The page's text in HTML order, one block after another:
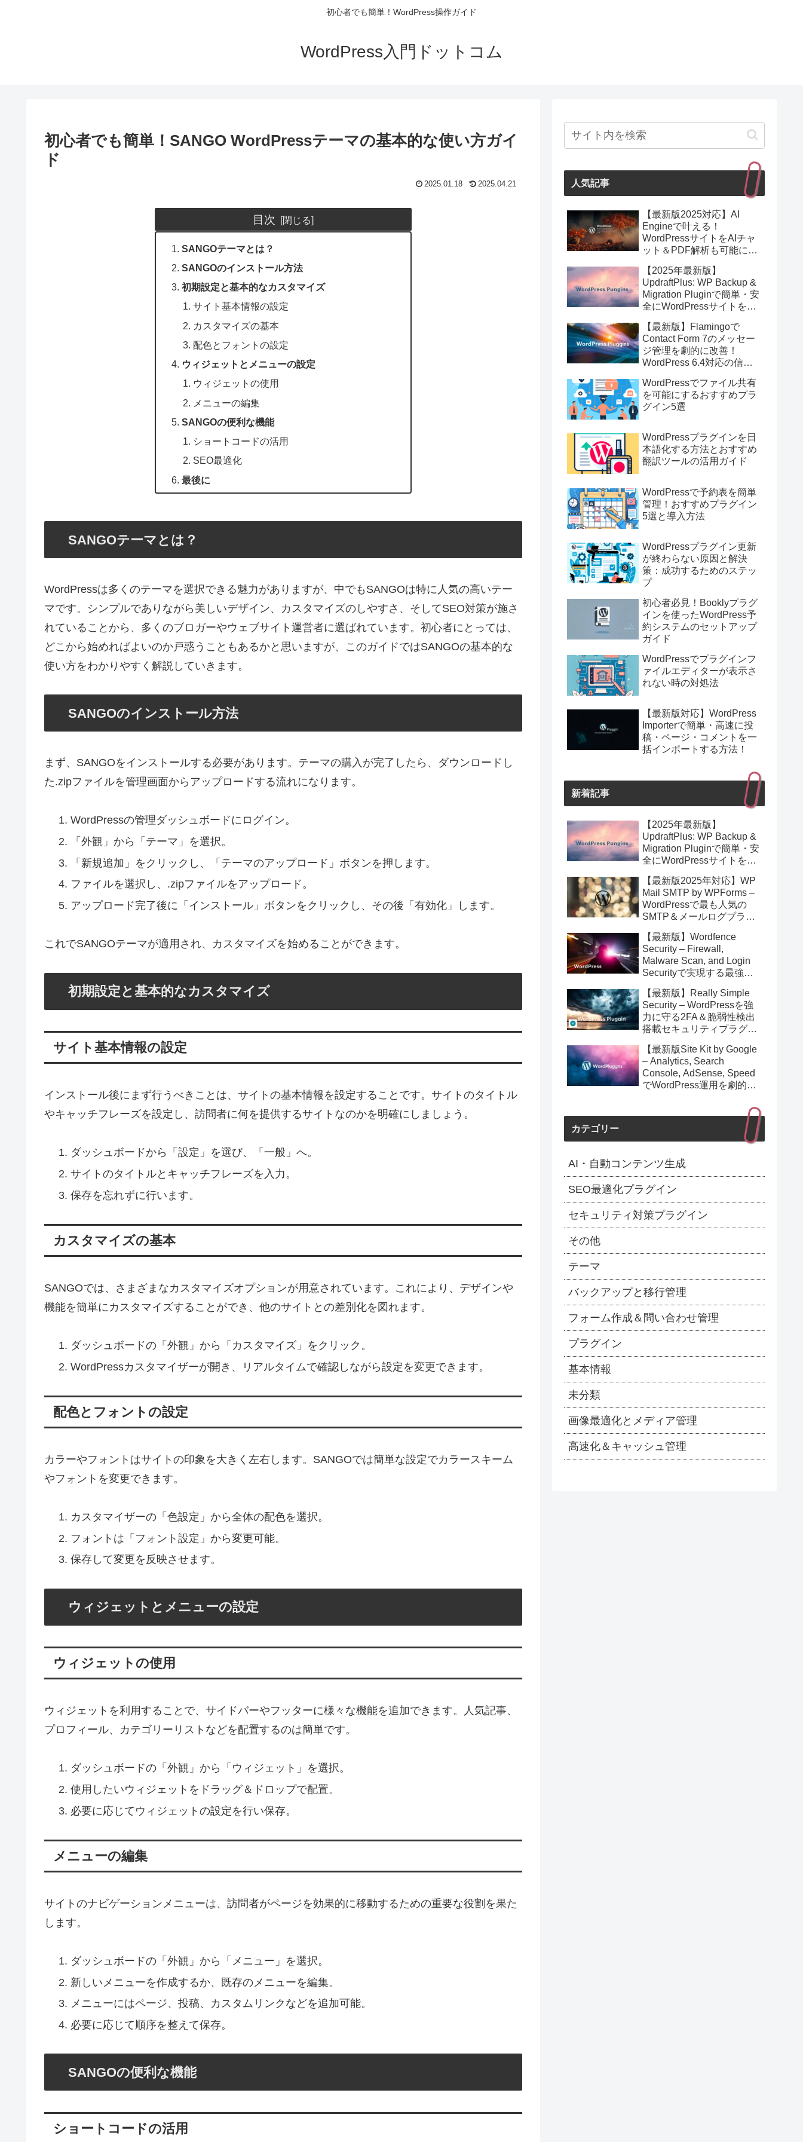
初心者でも簡単！WordPress操作ガイド
WordPress入門ドットコム
初心者でも簡単！SANGO WordPressテーマの基本的な使い方ガイ
ド
2025.01.18 2025.04.21
目次
SANGOテーマとは？
SANGOのインストール方法
初期設定と基本的なカスタマイズ
サイト基本情報の設定
カスタマイズの基本
配色とフォントの設定
ウィジェットとメニューの設定
ウィジェットの使用
メニューの編集
SANGOの便利な機能
ショートコードの活用
SEO最適化
最後に
SANGOテーマとは？
WordPressは多くのテーマを選択できる魅力がありますが、中でもSANGOは特に人気の高いテー
マです。シンプルでありながら美しいデザイン、カスタマイズのしやすさ、そしてSEO対策が施さ
れていることから、多くのブロガーやウェブサイト運営者に選ばれています。初心者にとっては、
どこから始めればよいのか戸惑うこともあるかと思いますが、このガイドではSANGOの基本的な
使い方をわかりやすく解説していきます。
SANGOのインストール方法
まず、SANGOをインストールする必要があります。テーマの購入が完了したら、ダウンロードし
た.zipファイルを管理画面からアップロードする流れになります。
WordPressの管理ダッシュボードにログイン。
「外観」から「テーマ」を選択。
「新規追加」をクリックし、「テーマのアップロード」ボタンを押します。
ファイルを選択し、.zipファイルをアップロード。
アップロード完了後に「インストール」ボタンをクリックし、その後「有効化」します。
これでSANGOテーマが適用され、カスタマイズを始めることができます。
初期設定と基本的なカスタマイズ
サイト基本情報の設定
インストール後にまず行うべきことは、サイトの基本情報を設定することです。サイトのタイトル
やキャッチフレーズを設定し、訪問者に何を提供するサイトなのかを明確にしましょう。
ダッシュボードから「設定」を選び、「一般」へ。
サイトのタイトルとキャッチフレーズを入力。
保存を忘れずに行います。
カスタマイズの基本
SANGOでは、さまざまなカスタマイズオプションが用意されています。これにより、デザインや
機能を簡単にカスタマイズすることができ、他のサイトとの差別化を図れます。
ダッシュボードの「外観」から「カスタマイズ」をクリック。
WordPressカスタマイザーが開き、リアルタイムで確認しながら設定を変更できます。
配色とフォントの設定
カラーやフォントはサイトの印象を大きく左右します。SANGOでは簡単な設定でカラースキーム
やフォントを変更できます。
カスタマイザーの「色設定」から全体の配色を選択。
フォントは「フォント設定」から変更可能。
保存して変更を反映させます。
ウィジェットとメニューの設定
ウィジェットの使用
ウィジェットを利用することで、サイドバーやフッターに様々な機能を追加できます。人気記事、
プロフィール、カテゴリーリストなどを配置するのは簡単です。
ダッシュボードの「外観」から「ウィジェット」を選択。
使用したいウィジェットをドラッグ＆ドロップで配置。
必要に応じてウィジェットの設定を行い保存。
メニューの編集
サイトのナビゲーションメニューは、訪問者がページを効果的に移動するための重要な役割を果た
します。
ダッシュボードの「外観」から「メニュー」を選択。
新しいメニューを作成するか、既存のメニューを編集。
メニューにはページ、投稿、カスタムリンクなどを追加可能。
必要に応じて順序を整えて保存。
SANGOの便利な機能
ショートコードの活用
人気記事
【最新版2025対応】AI
Engineで叶える！
WordPressサイトをAIチャ
ット＆PDF解析も可能にす
【2025年最新版】
UpdraftPlus: WP Backup &
Migration Pluginで簡単・安
全にWordPressサイトを即
【最新版】Flamingoで
Contact Form 7のメッセー
ジ管理を劇的に改善！
WordPress 6.4対応の信頼
WordPressでファイル共有
を可能にするおすすめプラ
グイン5選
WordPressプラグインを日
本語化する方法とおすすめ
翻訳ツールの活用ガイド
WordPressで予約表を簡単
管理！おすすめプラグイン
5選と導入方法
WordPressプラグイン更新
が終わらない原因と解決
策：成功するためのステッ
プ
初心者必見！Booklyプラグ
インを使ったWordPress予
約システムのセットアップ
ガイド
WordPressでプラグインフ
ァイルエディターが表示さ
れない時の対処法
【最新版対応】WordPress
Importerで簡単・高速に投
稿・ページ・コメントを一
括インポートする方法！
新着記事
【2025年最新版】
UpdraftPlus: WP Backup &
Migration Pluginで簡単・安
全にWordPressサイトを即
【最新版2025年対応】WP
Mail SMTP by WPForms –
WordPressで最も人気の
SMTP＆メールログプラグ
ル配信を簡単実現
【最新版】Wordfence
Security – Firewall,
Malware Scan, and Login
Securityで実現する最強の
【2025年4月更新】
【最新版】Really Simple
Security – WordPressを強
力に守る2FA＆脆弱性検出
搭載セキュリティプラグイ
【最新版Site Kit by Google
– Analytics, Search
Console, AdSense, Speed
でWordPress運用を劇的に
カテゴリー
AI・自動コンテンツ生成
SEO最適化プラグイン
セキュリティ対策プラグイン
その他
テーマ
バックアップと移行管理
フォーム作成＆問い合わせ管理
プラグイン
基本情報
未分類
画像最適化とメディア管理
高速化＆キャッシュ管理